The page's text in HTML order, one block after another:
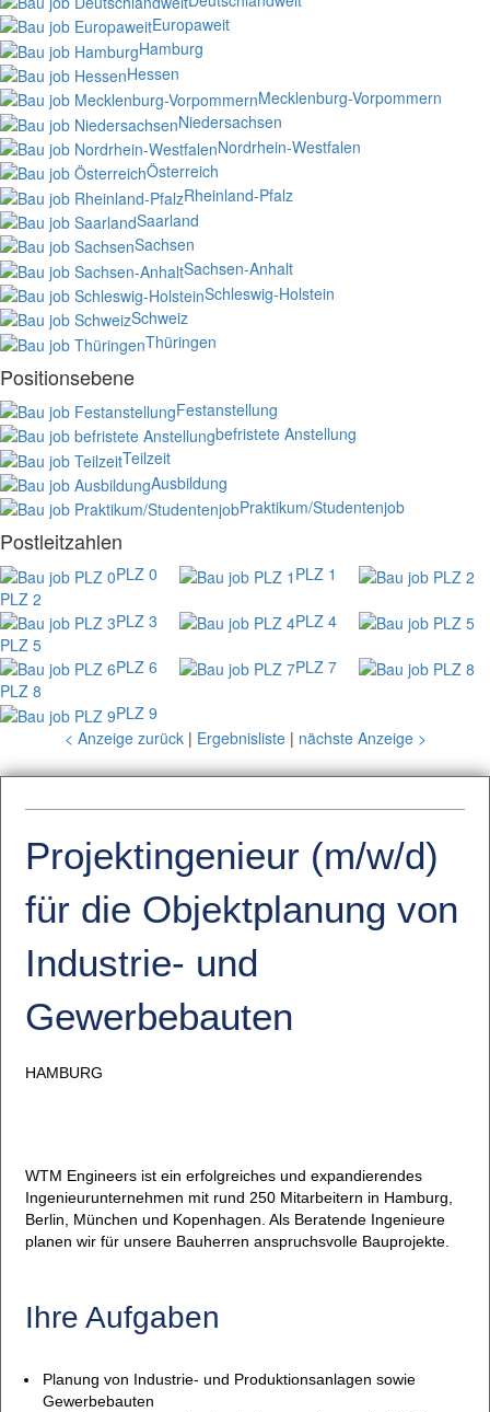
Europaweit
Hamburg
Hessen
Mecklenburg-Vorpommern
Niedersachsen
Nordrhein-Westfalen
Österreich
Rheinland-Pfalz
Saarland
Sachsen
Sachsen-Anhalt
Schleswig-Holstein
Schweiz
Thüringen
Positionsebene
Festanstellung
befristete Anstellung
Teilzeit
Ausbildung
Praktikum/Studentenjob
Postleitzahlen
PLZ 0
PLZ 1
PLZ 2
PLZ 3
PLZ 4
PLZ 5
PLZ 6
PLZ 7
PLZ 8
PLZ 9
< Anzeige zurück| Ergebnisliste| nächste Anzeige >
Projektingenieur (m/w/d)
für die Objektplanung von
Industrie- und
Gewerbebauten
HAMBURG
WTM Engineers ist ein erfolgreiches und expandierendes
Ingenieurunternehmen mit rund 250 Mitarbeitern in Hamburg,
Berlin, München und Kopenhagen. Als Beratende Ingenieure
planen wir für unsere Bauherren anspruchsvolle Bauprojekte.
Ihre Aufgaben
Planung von Industrie- und Produktionsanlagen sowie
Gewerbebauten